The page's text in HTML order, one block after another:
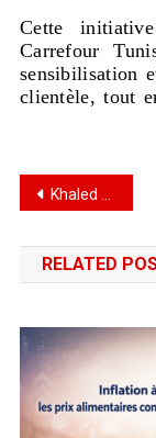
Cette
Carrefour
sensibilisation
clientèle, tout
Khaled Bouchoucha : nouveau Président d’Enactus Tunisie
RELATED